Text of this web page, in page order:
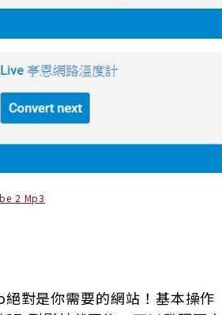
2 Mp3
對是你需要的網站！基本操作